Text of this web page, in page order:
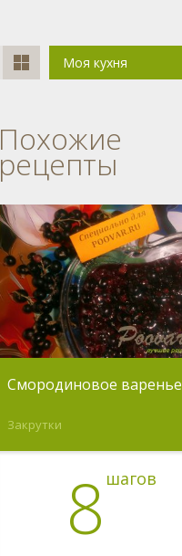
Моя кухня
Похожие
рецепты
Смородиновое варенье
Закрутки
8 шагов